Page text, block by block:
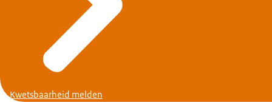
Kwetsbaarheid melden